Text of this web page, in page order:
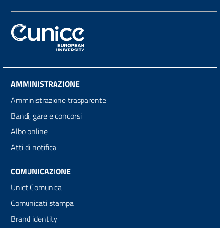
AMMINISTRAZIONE
Amministrazione trasparente
Bandi, gare e concorsi
Albo online
Atti di notifica
COMUNICAZIONE
Unict Comunica
Comunicati stampa
Brand identity